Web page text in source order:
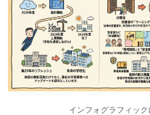
インフォグラフィッ